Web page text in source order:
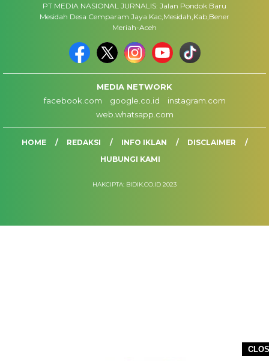
PT MEDIA NASIONAL JURNALIS: Jalan Pondok Baru
Mesidah Desa Cemparam Jaya Kac,Mesidah,Kab,Bener
Meriah-Aceh
MEDIA NETWORK
facebook.com
google.co.id
instagram.com
web.whatsapp.com
HOME REDAKSI INFO IKLAN
DISCLAIMER
HUBUNGI KAMI
HAKCIPTA: BIDIK.CO.ID 2023